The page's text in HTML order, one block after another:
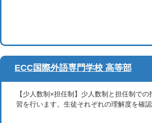
ECC国際外語専門学校 高等部
【少人数制×担任制】少人数制と担任制で
習を行います。生徒それぞれの理解度を確